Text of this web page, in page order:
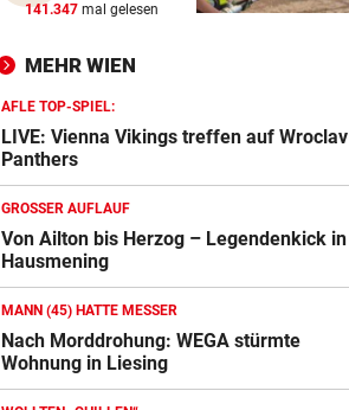
141.347 mal gelesen
MEHR WIEN
AFLE TOP-SPIEL:
LIVE: Vienna Vikings treffen auf Wroclav
Panthers
GROSSER AUFLAUF
Von Ailton bis Herzog – Legendenkick in
Hausmening
MANN (45) HATTE MESSER
Nach Morddrohung: WEGA stürmte
Wohnung in Liesing